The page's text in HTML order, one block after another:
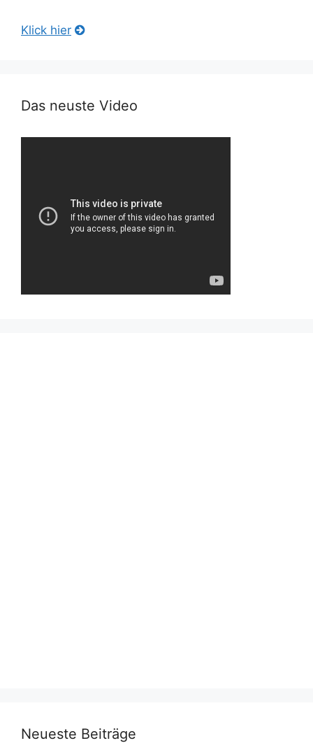
Klick hier
Das neuste Video
Neueste Beiträge